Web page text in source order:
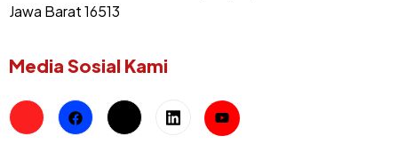
Jawa Barat 16513
Media Sosial Kami